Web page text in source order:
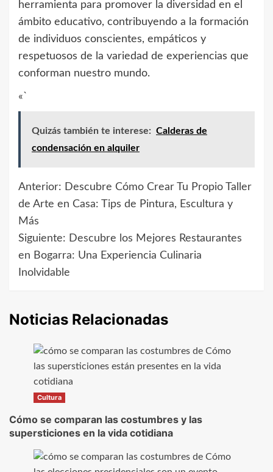
herramienta para promover la diversidad en el
ámbito educativo, contribuyendo a la formación
de individuos conscientes, empáticos y
respetuosos de la variedad de experiencias que
conforman nuestro mundo.
«`
Quizás también te interese: Calderas de
condensación en alquiler
Navegación
de
entradas
Anterior: Descubre Cómo Crear Tu Propio Taller
de Arte en Casa: Tips de Pintura, Escultura y
Más
Siguiente: Descubre los Mejores Restaurantes
en Bogarra: Una Experiencia Culinaria
Inolvidable
Noticias Relacionadas
Cultura
Cómo se comparan las costumbres y las
supersticiones en la vida cotidiana